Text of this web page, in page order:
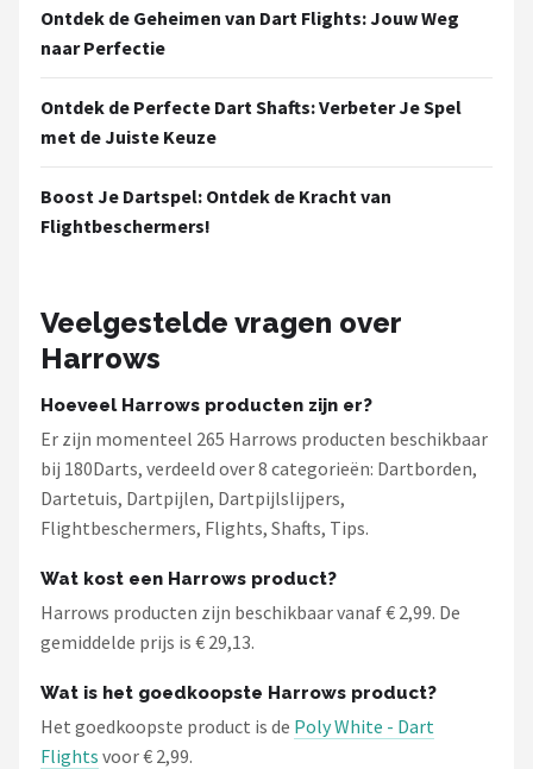
Ontdek de Geheimen van Dart Flights: Jouw Weg
naar Perfectie
Ontdek de Perfecte Dart Shafts: Verbeter Je Spel
met de Juiste Keuze
Boost Je Dartspel: Ontdek de Kracht van
Flightbeschermers!
Veelgestelde vragen over
Harrows
Hoeveel Harrows producten zijn er?
Er zijn momenteel 265 Harrows producten beschikbaar
bij 180Darts, verdeeld over 8 categorieën: Dartborden,
Dartetuis, Dartpijlen, Dartpijlslijpers,
Flightbeschermers, Flights, Shafts, Tips.
Wat kost een Harrows product?
Harrows producten zijn beschikbaar vanaf € 2,99. De
gemiddelde prijs is € 29,13.
Wat is het goedkoopste Harrows product?
Het goedkoopste product is de Poly White - Dart
Flights voor € 2,99.